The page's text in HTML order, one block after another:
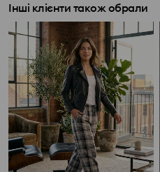
Інші клієнти також обрали